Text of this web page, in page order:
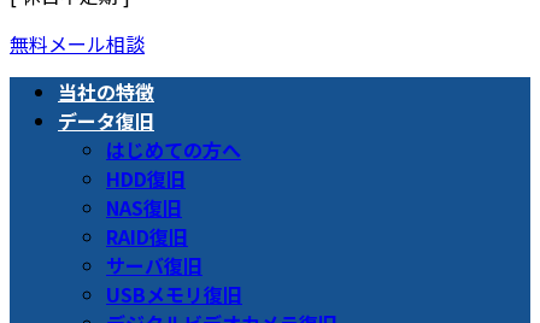
キ
ッ
プ
に
移
動
無料メール相談
当社の特徴
データ復旧
はじめての方へ
HDD復旧
NAS復旧
RAID復旧
サーバ復旧
USBメモリ復旧